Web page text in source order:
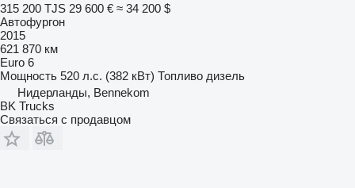
315 200 TJS 29 600 € ≈ 34 200 $
Автофургон
2015
621 870 км
Euro 6
Мощность 520 л.с. (382 кВт) Топливо дизель
Нидерланды, Bennekom
BK Trucks
Связаться с продавцом